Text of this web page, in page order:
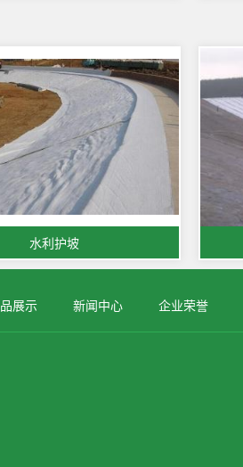
水利护坡
展示 新闻中心 企业荣誉